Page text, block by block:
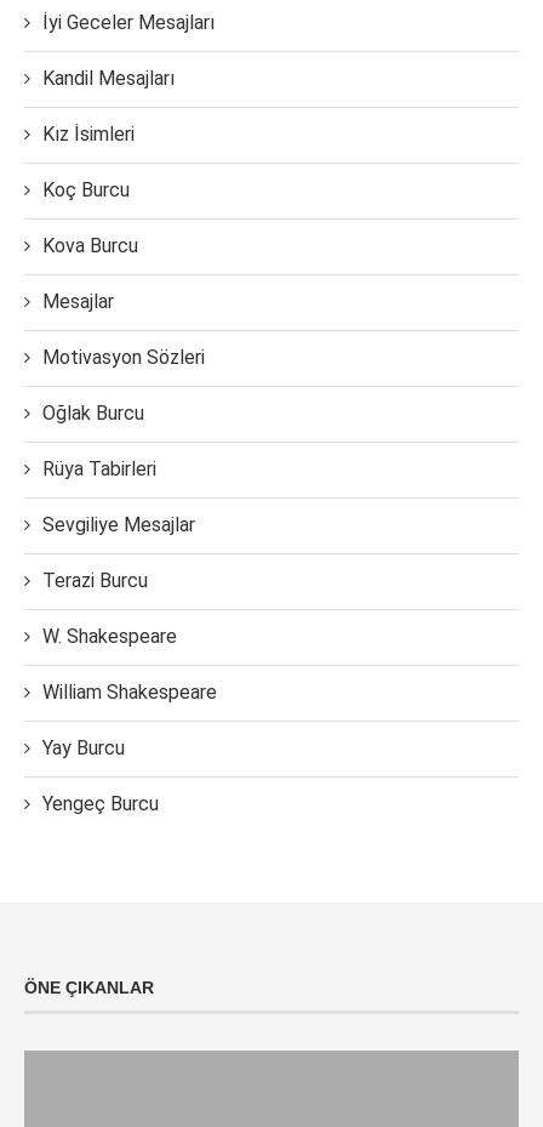
İyi Geceler Mesajları
Kandil Mesajları
Kız İsimleri
Koç Burcu
Kova Burcu
Mesajlar
Motivasyon Sözleri
Oğlak Burcu
Rüya Tabirleri
Sevgiliye Mesajlar
Terazi Burcu
W. Shakespeare
William Shakespeare
Yay Burcu
Yengeç Burcu
ÖNE ÇIKANLAR